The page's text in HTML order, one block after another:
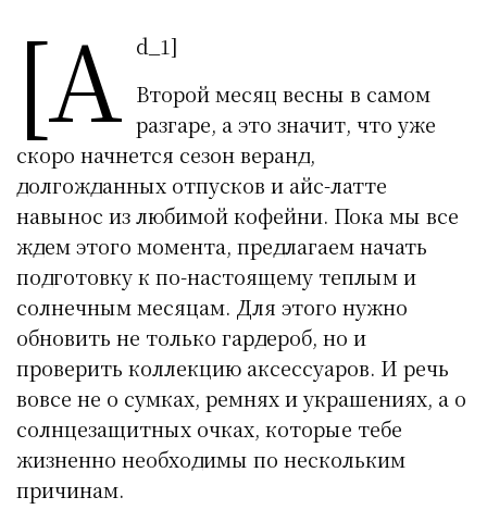
[a d_1]
Второй месяц весны в самом
разгаре, а это значит, что уже
скоро начнется сезон веранд,
долгожданных отпусков и айс-латте
навынос из любимой кофейни. Пока мы все
ждем этого момента, предлагаем начать
подготовку к по-настоящему теплым и
солнечным месяцам. Для этого нужно
обновить не только гардероб, но и
проверить коллекцию аксессуаров. И речь
вовсе не о сумках, ремнях и украшениях, а о
солнцезащитных очках, которые тебе
жизненно необходимы по нескольким
причинам.